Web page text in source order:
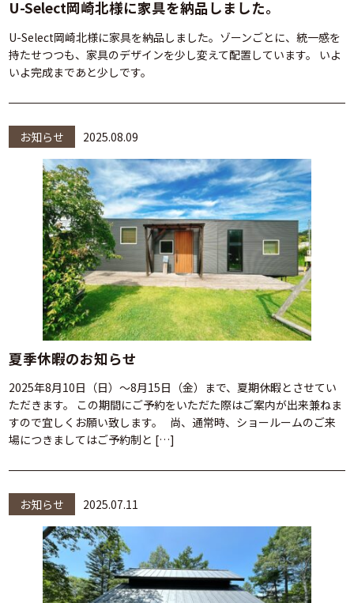
U-Select岡崎北様に家具を納品しました。
U-Select岡崎北様に家具を納品しました。ゾーンごとに、統一感を
持たせつつも、家具のデザインを少し変えて配置しています。 いよ
いよ完成まであと少しです。
お知らせ 2025.08.09
夏季休暇のお知らせ
2025年8月10日（日）～8月15日（金）まで、夏期休暇とさせてい
ただきます。 この期間にご予約をいただた際はご案内が出来兼ねま
すので宜しくお願い致します。 尚、通常時、ショールームのご来
場につきましてはご予約制と […]
お知らせ 2025.07.11